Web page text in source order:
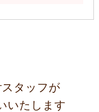
タッフが
いたします